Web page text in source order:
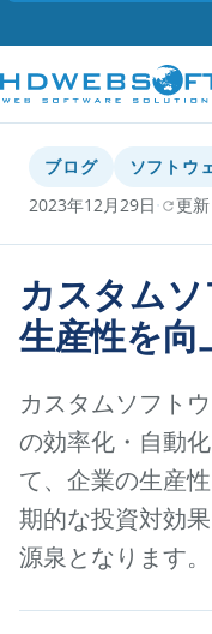
ブログ ソフトウ
2023年12月29日· 更
カスタム
生産性を向
カスタムソフト
の効率化・自動
て、企業の生産
期的な投資対効
源泉となります。